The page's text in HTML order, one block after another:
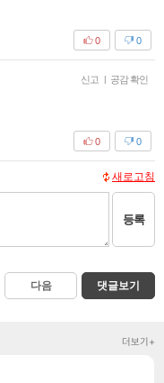
0
0
신고 | 공감 확인
0
0
새로고침
등록
다음 댓글보기
더보기+